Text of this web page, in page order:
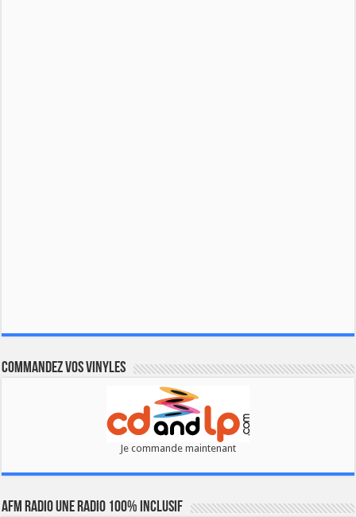
Commandez vos vinyles
Je commande maintenant
AFM RADIO UNE RADIO 100% INCLUSIF